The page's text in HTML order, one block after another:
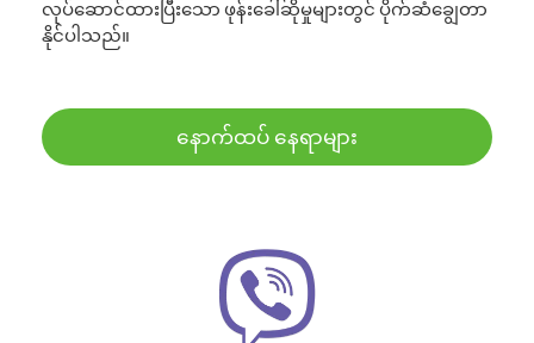
လုပ်ဆောင်ထားပြီးသော ဖုန်းခေါ်ဆိုမှုများတွင် ပိုက်ဆံချွေတာ
နိုင်ပါသည်။
နောက်ထပ် နေရာများ